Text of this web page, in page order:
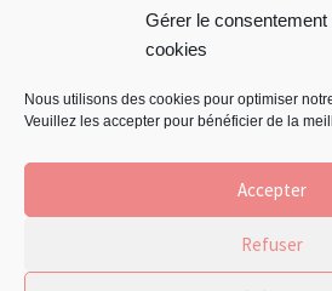
Gérer le consentement
cookies
Nous utilisons des cookies pour optimiser
Veuillez les accepter pour bénéficier de la
Accepter
Refuser
Ruban La 3g